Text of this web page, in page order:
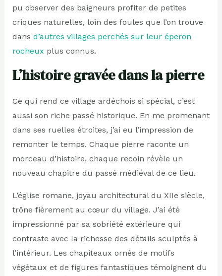
pu observer des baigneurs profiter de petites
criques naturelles, loin des foules que l’on trouve
dans d’autres villages perchés sur leur éperon
rocheux plus connus.
L’histoire gravée dans la pierre
Ce qui rend ce village ardéchois si spécial, c’est
aussi son riche passé historique. En me promenant
dans ses ruelles étroites, j’ai eu l’impression de
remonter le temps. Chaque pierre raconte un
morceau d’histoire, chaque recoin révèle un
nouveau chapitre du passé médiéval de ce lieu.
L’église romane, joyau architectural du XIIe siècle,
trône fièrement au cœur du village. J’ai été
impressionné par sa sobriété extérieure qui
contraste avec la richesse des détails sculptés à
l’intérieur. Les chapiteaux ornés de motifs
végétaux et de figures fantastiques témoignent du